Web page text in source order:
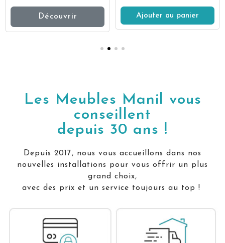
Découvrir Ajouter au panier
Les Meubles Manil vous
conseillent
depuis 30 ans !
Depuis 2017, nous vous accueillons dans nos
nouvelles installations pour vous offrir un plus
grand choix,
avec des prix et un service toujours au top !